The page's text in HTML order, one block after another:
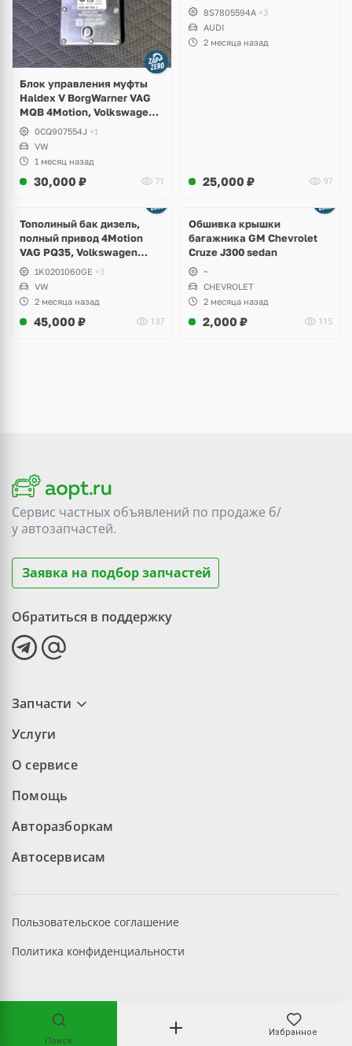
Поиск
Избранное
Блок управления муфты
Haldex V BorgWarner VAG
MQB 4Motion, Volkswagen
Tiguan
0CQ907554J +1
VW
1 месяц назад
30,000 ₽ 71
8S7805594A +3
AUDI
2 месяца назад
25,000 ₽ 97
Тополиный бак дизель,
полный привод 4Motion
VAG PQ35, Volkswagen
Scirocco, Golf V, VI, Skoda
Yeti, Octavia A5, Superb,
Audi A3, Seat Altea
1K0201060GE +3
VW
2 месяца назад
45,000 ₽ 137
Обшивка крышки
багажника GM Chevrolet
Cruze J300 sedan
~
CHEVROLET
2 месяца назад
2,000 ₽ 115
Сервис частных объявлений по продаже б/
уавтозапчастей.
Заявка на подбор запчастей
Обратиться в поддержку
Запчасти
Услуги
О сервисе
Помощь
Авторазборкам
Автосервисам
©2026 aopt.ru — Все права защищены
Пользовательское соглашение
Политика конфиденциальности